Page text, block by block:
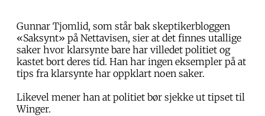
Gunnar Tjomlid, som står bak skeptikerbloggen
«Saksynt» på Nettavisen, sier at det finnes utallige
saker hvor klarsynte bare har villedet politiet og
kastet bort deres tid. Han har ingen eksempler på at
tips fra klarsynte har oppklart noen saker.
Likevel mener han at politiet bør sjekke ut tipset til
Winger.